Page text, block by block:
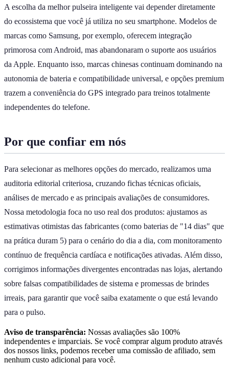
A escolha da melhor pulseira inteligente vai depender diretamente
do ecossistema que você já utiliza no seu smartphone. Modelos de
marcas como Samsung, por exemplo, oferecem integração
primorosa com Android, mas abandonaram o suporte aos usuários
da Apple. Enquanto isso, marcas chinesas continuam dominando na
autonomia de bateria e compatibilidade universal, e opções premium
trazem a conveniência do GPS integrado para treinos totalmente
independentes do telefone.
Por que confiar em nós
Para selecionar as melhores opções do mercado, realizamos uma
auditoria editorial criteriosa, cruzando fichas técnicas oficiais,
análises de mercado e as principais avaliações de consumidores.
Nossa metodologia foca no uso real dos produtos: ajustamos as
estimativas otimistas das fabricantes (como baterias de "14 dias" que
na prática duram 5) para o cenário do dia a dia, com monitoramento
contínuo de frequência cardíaca e notificações ativadas. Além disso,
corrigimos informações divergentes encontradas nas lojas, alertando
sobre falsas compatibilidades de sistema e promessas de brindes
irreais, para garantir que você saiba exatamente o que está levando
para o pulso.
Aviso de transparência: Nossas avaliações são 100%
independentes e imparciais. Se você comprar algum produto através
dos nossos links, podemos receber uma comissão de afiliado, sem
nenhum custo adicional para você.